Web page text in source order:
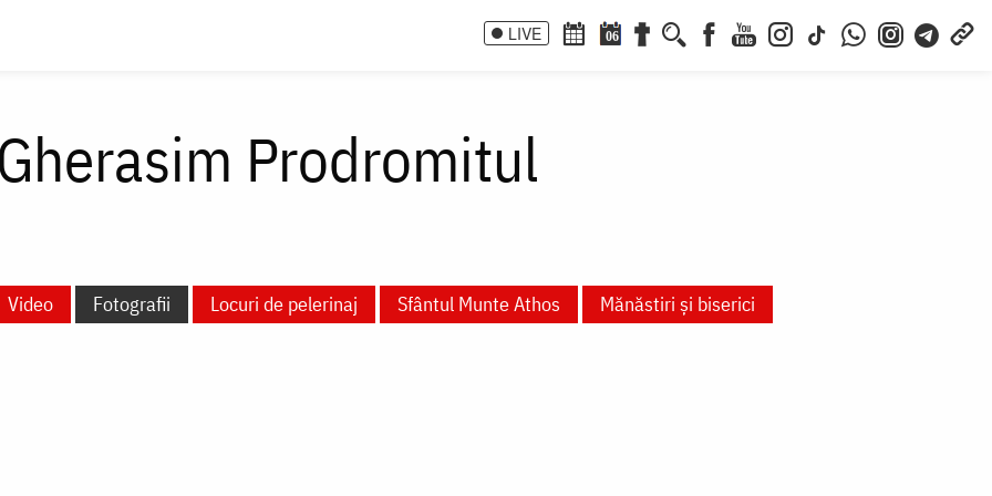
LIVE 06
Prodromitul
Video Fotografii Locuri de pelerinaj Sfântul Munte Athos
Mănăstiri și biserici